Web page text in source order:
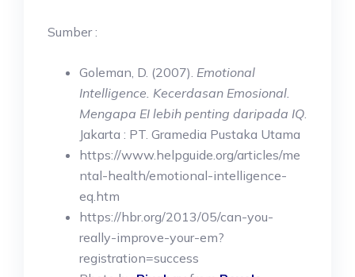
Sumber :
Goleman, D. (2007). Emotional
Intelligence. Kecerdasan Emosional.
Mengapa EI lebih penting daripada IQ
Jakarta : PT. Gramedia Pustaka Utama
https://www.helpguide.org/articles/me
ntal-health/emotional-intelligence-
eq.htm
https://hbr.org/2013/05/can-you-
really-improve-your-em?
registration=success